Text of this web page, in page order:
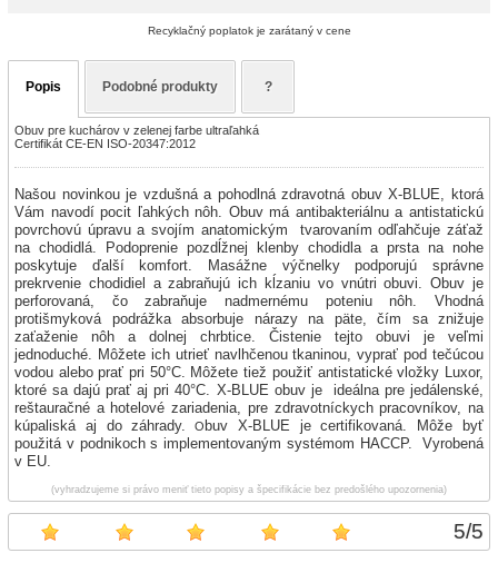
5/5
Recyklačný poplatok je zarátaný v cene
Popis Podobné produkty ?
Obuv pre kuchárov v zelenej farbe ultraľahká
Certifikát CE-EN ISO-20347:2012
Našou novinkou je vzdušná a pohodlná zdravotná obuv X-BLUE, ktorá
Vám navodí pocit ľahkých nôh. Obuv má antibakteriálnu a antistatickú
povrchovú úpravu a svojím anatomickým tvarovaním odľahčuje záťaž
na chodidlá. Podoprenie pozdĺžnej klenby chodidla a prsta na nohe
poskytuje ďalší komfort. Masážne výčnelky podporujú správne
prekrvenie chodidiel a zabraňujú ich kĺzaniu vo vnútri obuvi. Obuv je
perforovaná, čo zabraňuje nadmernému poteniu nôh. Vhodná
protišmyková podrážka absorbuje nárazy na päte, čím sa znižuje
zaťaženie nôh a dolnej chrbtice. Čistenie tejto obuvi je veľmi
jednoduché. Môžete ich utrieť navlhčenou tkaninou, vyprať pod tečúcou
vodou alebo prať pri 50°C. Môžete tiež použiť antistatické vložky Luxor,
ktoré sa dajú prať aj pri 40°C. X-BLUE obuv je ideálna pre jedálenské,
reštauračné a hotelové zariadenia, pre zdravotníckych pracovníkov, na
kúpaliská aj do záhrady.
O buv X-BLUE je certifikovaná. Môže byť
použitá v podnikoch s implementovaným systémom HACCP. Vyrobená
v EU.
(vyhradzujeme si právo meniť tieto popisy a špecifikácie bez predošlého upozornenia)